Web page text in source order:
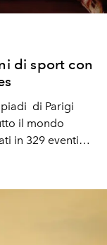
di sport con
di Parigi
il mondo
in 329 eventi
Poi, dal 28
dei
all'evento.